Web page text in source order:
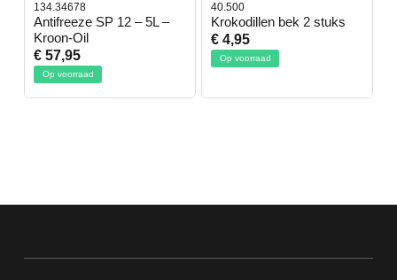
134.34678
Antifreeze SP 12 – 5L –
Kroon-Oil
€ 57,95
Op voorraad
40.500
Krokodillen bek 2 stuks
€ 4,95
Op voorraad